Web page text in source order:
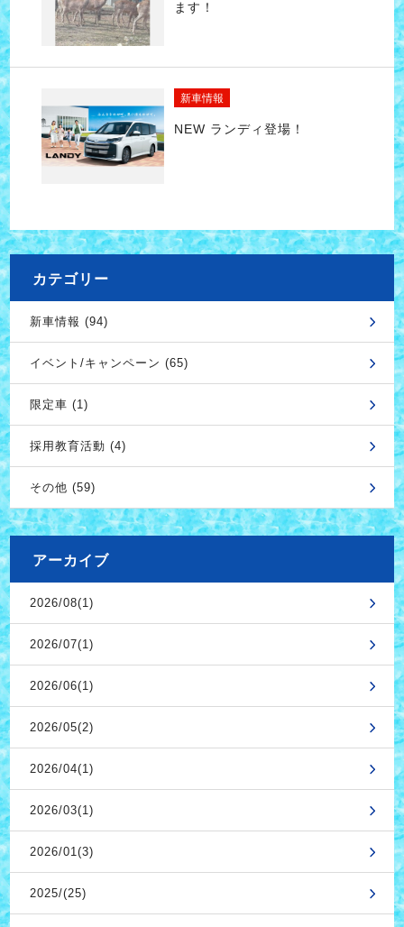
ます！
新車情報
NEW ランディ登場！
カテゴリー
新車情報 (94)
イベント/キャンペーン (65)
限定車 (1)
採用教育活動 (4)
その他 (59)
アーカイブ
2026/08(1)
2026/07(1)
2026/06(1)
2026/05(2)
2026/04(1)
2026/03(1)
2026/01(3)
2025/(25)